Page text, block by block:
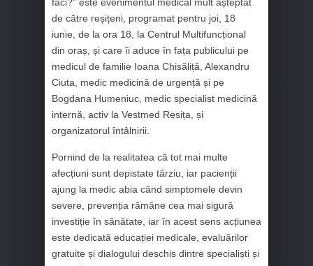
de către reșițeni, programat pentru joi, 18
iunie, de la ora 18, la Centrul Multifuncțional
din oraș, și care îi aduce în fața publicului pe
medicul de familie Ioana Chisăliță, Alexandru
Ciuta, medic medicină de urgență și pe
Bogdana Humeniuc, medic specialist medicină
internă, activ la Vestmed Resița, și
organizatorul întâlnirii.
Pornind de la realitatea că tot mai multe
afecțiuni sunt depistate târziu, iar pacienții
ajung la medic abia când simptomele devin
severe, prevenția rămâne cea mai sigură
investiție în sănătate, iar în acest sens acțiunea
este dedicată educației medicale, evaluărilor
gratuite și dialogului deschis dintre specialiști și